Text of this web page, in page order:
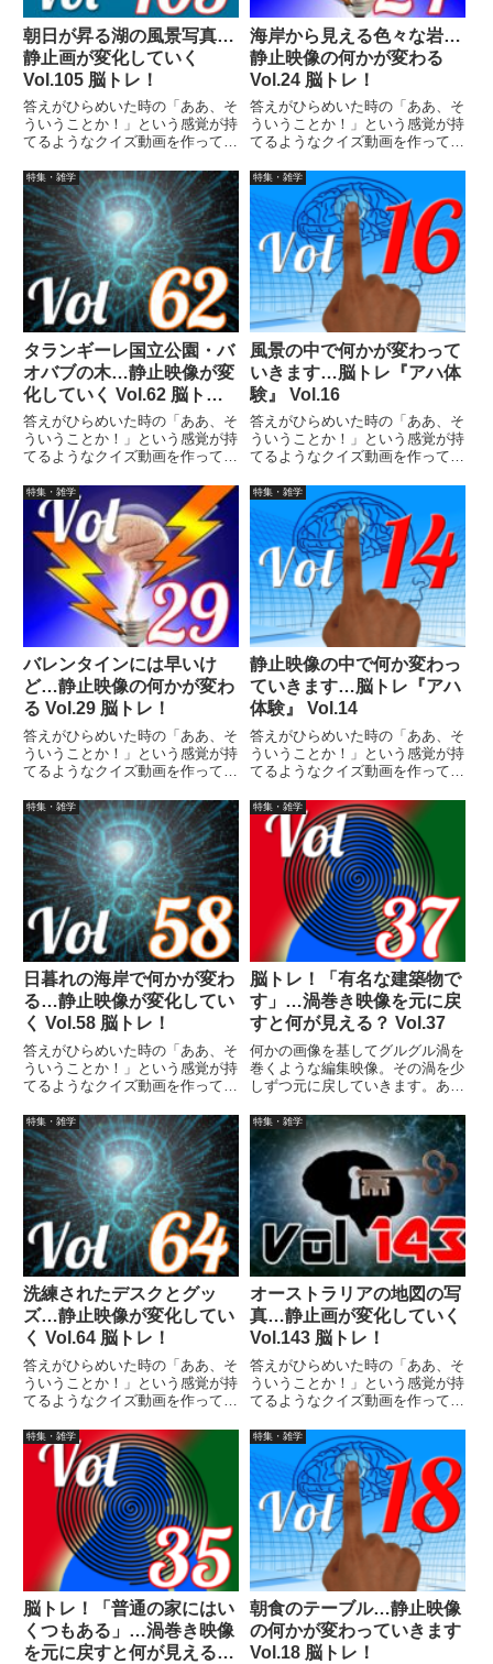
朝日が昇る湖の風景写真…
静止画が変化していく
Vol.105 脳トレ！
答えがひらめいた時の「ああ、そ
ういうことか！」という感覚が持
てるようなクイズ動画を作ってみ
画に答えはありませんので、最後
まで繰り返し見られます。
海岸から見える色々な岩…
静止映像の何かが変わる
Vol.24 脳トレ！
答えがひらめいた時の「ああ、そ
ういうことか！」という感覚が持
てるようなクイズ動画を作ってみ
画に答えはありませんので、最後
まで繰り返し見られます。
特集・雑学
タランギーレ国立公園・バ
オバブの木…静止映像が変
化していく Vol.62 脳ト
レ！
答えがひらめいた時の「ああ、そ
ういうことか！」という感覚が持
てるようなクイズ動画を作ってみ
画に答えはありませんので、最後
まで繰り返し見られます。
特集・雑学
風景の中で何かが変わって
いきます…脳トレ『アハ体
験』 Vol.16
答えがひらめいた時の「ああ、そ
ういうことか！」という感覚が持
てるようなクイズ動画を作ってみ
画に答えはありませんので、最後
まで繰り返し見られます。
特集・雑学
バレンタインには早いけ
ど…静止映像の何かが変わ
る Vol.29 脳トレ！
答えがひらめいた時の「ああ、そ
ういうことか！」という感覚が持
てるようなクイズ動画を作ってみ
画に答えはありませんので、最後
まで繰り返し見られます。
特集・雑学
静止映像の中で何か変わっ
ていきます…脳トレ『アハ
体験』 Vol.14
答えがひらめいた時の「ああ、そ
ういうことか！」という感覚が持
てるようなクイズ動画を作ってみ
画に答えはありませんので、最後
まで繰り返し見られます。
特集・雑学
日暮れの海岸で何かが変わ
る…静止映像が変化してい
く Vol.58 脳トレ！
答えがひらめいた時の「ああ、そ
ういうことか！」という感覚が持
てるようなクイズ動画を作ってみ
画に答えはありませんので、最後
まで繰り返し見られます。
特集・雑学
脳トレ！「有名な建築物で
す」…渦巻き映像を元に戻
すと何が見える？ Vol.37
何かの画像を基してグルグル渦を
巻くような編集映像。その渦を少
しずつ元に戻していきます。あな
ができますか？
特集・雑学
洗練されたデスクとグッ
ズ…静止映像が変化してい
く Vol.64 脳トレ！
答えがひらめいた時の「ああ、そ
ういうことか！」という感覚が持
てるようなクイズ動画を作ってみ
画に答えはありませんので、最後
まで繰り返し見られます。
特集・雑学
オーストラリアの地図の写
真…静止画が変化していく
Vol.143 脳トレ！
答えがひらめいた時の「ああ、そ
ういうことか！」という感覚が持
てるようなクイズ動画を作ってみ
画に答えはありませんので、最後
まで繰り返し見られます。
特集・雑学
脳トレ！「普通の家にはい
くつもある」…渦巻き映像
を元に戻すと何が見える？
特集・雑学
朝食のテーブル…静止映像
の何かが変わっていきます
Vol.18 脳トレ！